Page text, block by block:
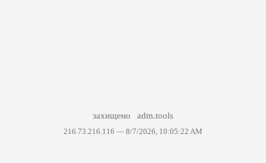
захищено adm.tools
216.73.216.116 — 8/7/2026, 10:05:22 AM